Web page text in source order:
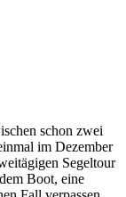
schon zwei
im Dezember
Segeltour
Boot, eine